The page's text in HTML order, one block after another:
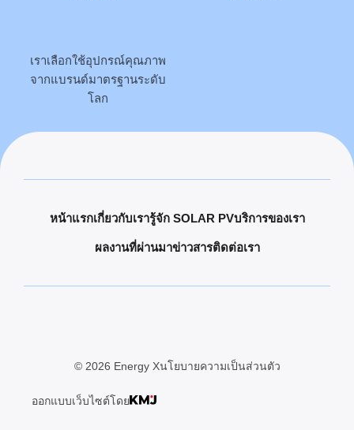
เราเลือกใช้อุปกรณ์คุณภาพ
จากแบรนด์มาตรฐานระดับ
โลก
หน้าแรกเกี่ยวกับเรารู้จัก SOLAR PVบริการของเรา
ผลงานที่ผ่านมาข่าวสารติดต่อเรา
© 2026 Energy Xนโยบายความเป็นส่วนตัว
ออกแบบเว็บไซต์โดย